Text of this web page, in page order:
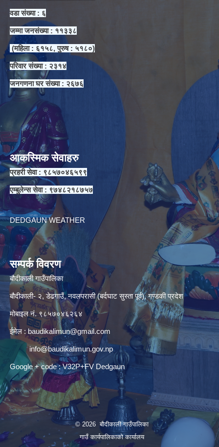
वडा संख्या : ६
जम्मा जनसंख्या : ११३३८
(महिला : ६१५८, पुरुष : ५१८०)
परिवार संख्या : २३१४
जनगणना घर संख्या : २६७६
आकस्मिक सेवाहरु
प्रहरी सेवा : ९८५७०४६५९९
एम्बुलेन्स सेवा : ९७४८२१८७५७
DEDGAUN WEATHER
सम्पर्क विवरण
बौदीकाली गाउँपालिका
बौदीकाली- २, डेढगाउँ, नवलपरासी (बर्दघाट सुस्ता पूर्व), गण्डकी प्रदेश
मोबाइल नं. ९८५७०४६२६४
ईमेल : baudikalimun@gmail.com
info@baudikalimun.gov.np
Google + code : V32P+FV Dedgaun
© 2026 बौदीकाली गाउँपालिका
गाउँ कार्यपालिकाको कार्यालय